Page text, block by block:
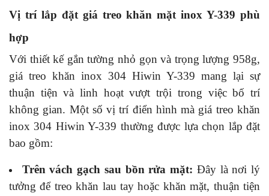
Vị trí lắp đặt giá treo khăn mặt inox Y-339 phù
hợp
Với thiết kế gắn tường nhỏ gọn và trọng lượng 958g,
giá treo khăn inox 304 Hiwin Y-339 mang lại sự
thuận tiện và linh hoạt vượt trội trong việc bố trí
không gian. Một số vị trí điển hình mà giá treo khăn
inox 304 Hiwin Y-339 thường được lựa chọn lắp đặt
bao gồm:
Trên vách gạch sau bồn rửa mặt: Đây là nơi lý
tưởng để treo khăn lau tay hoặc khăn mặt, thuận tiện